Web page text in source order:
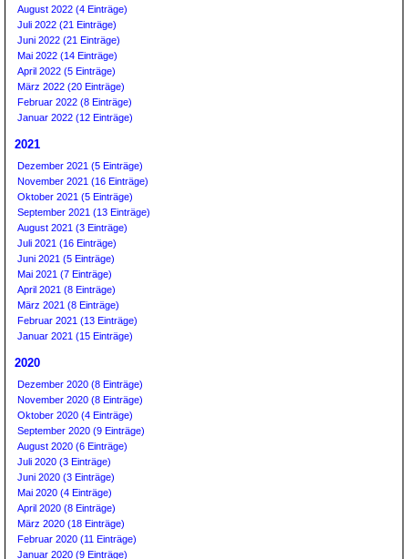
August 2022 (4 Einträge)
Juli 2022 (21 Einträge)
Juni 2022 (21 Einträge)
Mai 2022 (14 Einträge)
April 2022 (5 Einträge)
März 2022 (20 Einträge)
Februar 2022 (8 Einträge)
Januar 2022 (12 Einträge)
2021
Dezember 2021 (5 Einträge)
November 2021 (16 Einträge)
Oktober 2021 (5 Einträge)
September 2021 (13 Einträge)
August 2021 (3 Einträge)
Juli 2021 (16 Einträge)
Juni 2021 (5 Einträge)
Mai 2021 (7 Einträge)
April 2021 (8 Einträge)
März 2021 (8 Einträge)
Februar 2021 (13 Einträge)
Januar 2021 (15 Einträge)
2020
Dezember 2020 (8 Einträge)
November 2020 (8 Einträge)
Oktober 2020 (4 Einträge)
September 2020 (9 Einträge)
August 2020 (6 Einträge)
Juli 2020 (3 Einträge)
Juni 2020 (3 Einträge)
Mai 2020 (4 Einträge)
April 2020 (8 Einträge)
März 2020 (18 Einträge)
Februar 2020 (11 Einträge)
Januar 2020 (9 Einträge)